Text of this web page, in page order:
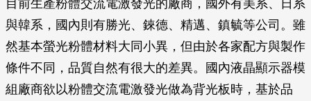
目前生產粉體交流電激發光的廠商，國外有美系、日系
與韓系，國內則有勝光、錸德、精邁、鎮毓等公司。雖
然基本螢光粉體材料大同小異，但由於各家配方與製作
條件不同，品質自然有很大的差異。國內液晶顯示器模
組廠商欲以粉體交流電激發光做為背光板時，基於品